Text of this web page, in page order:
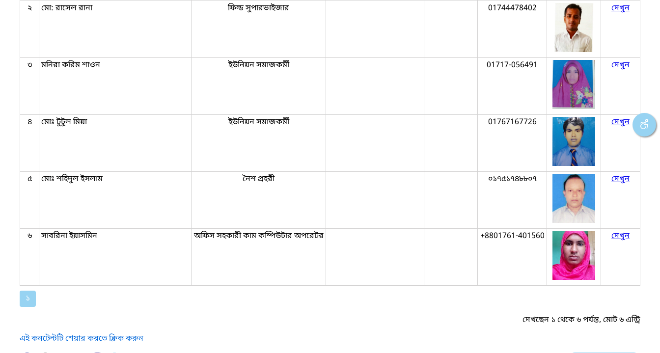
২ মো: রাসেল রানা ফিল্ড সুপারভাইজার 01744478402 দেখুন
৩ মনিরা করিম শাওন ইউনিয়ন সমাজকর্মী 01717-056491 দেখুন
৪ মোঃ টুটুল মিয়া ইউনিয়ন সমাজকর্মী 01767167726 দেখুন
৫ মোঃ শহিদুল ইসলাম নৈশ প্রহরী ০১৭৫১৭৪৮৮০৭ দেখুন
৬ সাবরিনা ইয়াসমিন অফিস সহকারী কাম কম্পিউটার অপরেটর +8801761-401560 দেখুন
১
দেখছেন ১ থেকে ৬ পর্যন্ত, মোট ৬ এন্ট্রি
এই কনটেন্টটি শেয়ার করতে ক্লিক করুন